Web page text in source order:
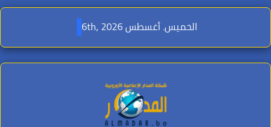
Skip
content
الخميس. أغسطس 6th, 2026